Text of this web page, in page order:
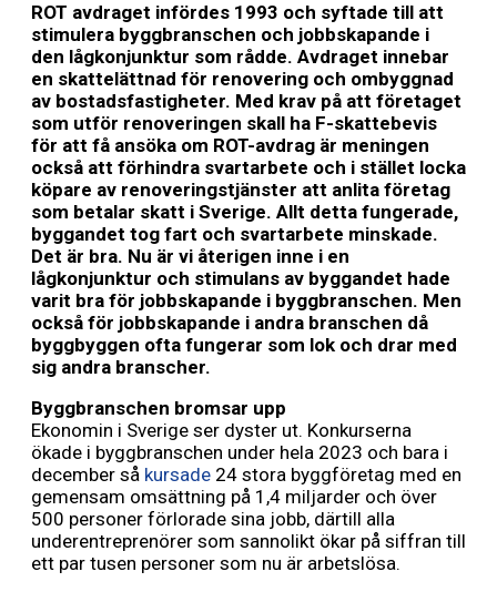
ROT avdraget infördes 1993 och syftade till att
stimulera byggbranschen och jobbskapande i
den lågkonjunktur som rådde. Avdraget innebar
en skattelättnad för renovering och ombyggnad
av bostadsfastigheter. Med krav på att företaget
som utför renoveringen skall ha F-skattebevis
för att få ansöka om ROT-avdrag är meningen
också att förhindra svartarbete och i stället locka
köpare av renoveringstjänster att anlita företag
som betalar skatt i Sverige. Allt detta fungerade,
byggandet tog fart och svartarbete minskade.
Det är bra. Nu är vi återigen inne i en
lågkonjunktur och stimulans av byggandet hade
varit bra för jobbskapande i byggbranschen. Men
också för jobbskapande i andra branschen då
byggbyggen ofta fungerar som lok och drar med
sig andra branscher.
Byggbranschen bromsar upp
Ekonomin i Sverige ser dyster ut. Konkurserna
ökade i byggbranschen under hela 2023 och bara i
december så kursade 24 stora byggföretag med en
gemensam omsättning på 1,4 miljarder och över
500 personer förlorade sina jobb, därtill alla
underentreprenörer som sannolikt ökar på siffran till
ett par tusen personer som nu är arbetslösa.